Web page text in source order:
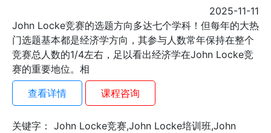
2025-11-11
John Locke竞赛的选题方向多达七个学科！但每年的大热
门选题基本都是经济学方向，其参与人数常年保持在整个
竞赛总人数的1/4左右，足以看出经济学在John Locke竞
赛的重要地位。相
查看详情
课程咨询
关键字： John Locke竞赛,John Locke培训班,John